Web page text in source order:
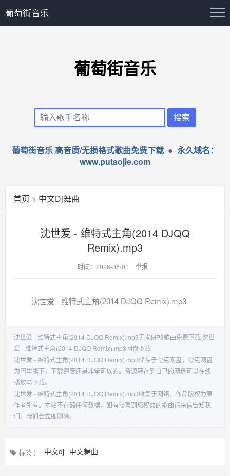
葡萄街音乐
葡萄街音乐
葡萄街音乐 高音质/无损格式歌曲免费下载 ● 永久域名：
www.putaojie.com
首页 > 中文Dj舞曲
沈世爱 - 维特式主角(2014 DJQQ
Remix).mp3
时间：2026-06-01 举报
沈世爱 - 维特式主角(2014 DJQQ Remix).mp3
沈世爱 - 维特式主角(2014 DJQQ Remix).mp3无损MP3歌曲免费下载,沈世
爱 - 维特式主角(2014 DJQQ Remix).mp3网盘下载
沈世爱 - 维特式主角(2014 DJQQ Remix).mp3储存于夸克网盘，夸克网盘
为阿里旗下，下载速度还是非常可以的。资源转存到自己的网盘可以在线
播放与下载。
沈世爱 - 维特式主角(2014 DJQQ Remix).mp3收集于网络，作品版权为原
作者所有。本站不存储任何数据，如有侵害到您权益的歌曲请来信告知我
们，我们会立即删除。
标签： 中文dj 中文舞曲